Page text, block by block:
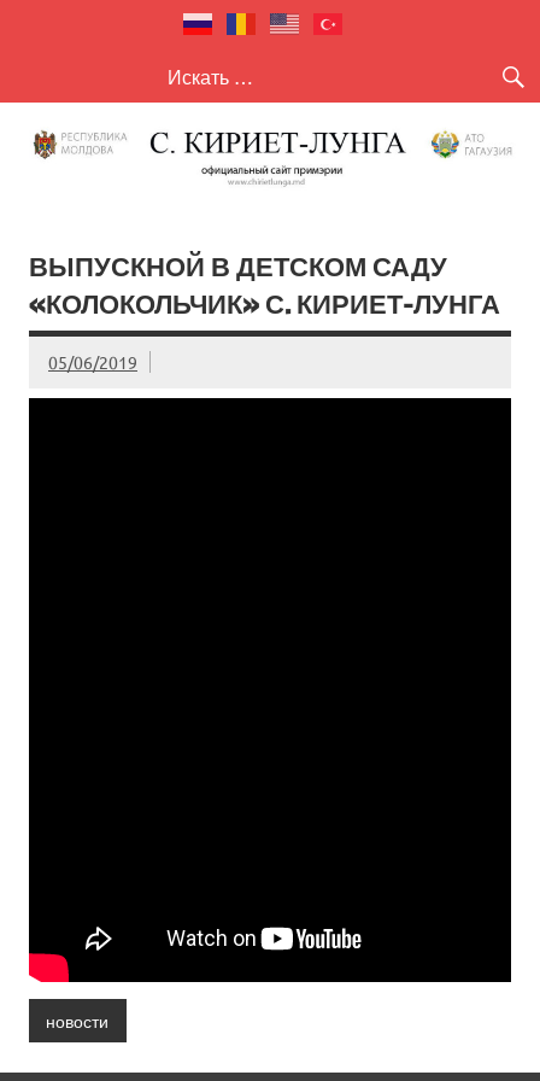
— Лунга
ВЫПУСКНОЙ В ДЕТСКОМ САДУ
«КОЛОКОЛЬЧИК» С. КИРИЕТ-ЛУНГА
05/06/2019
новости